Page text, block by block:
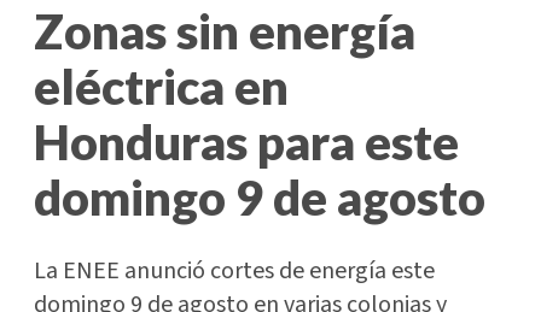
Zonas sin energía
eléctrica en
Honduras para este
domingo 9 de agosto
La ENEE anunció cortes de energía este
domingo 9 de agosto en varias colonias y